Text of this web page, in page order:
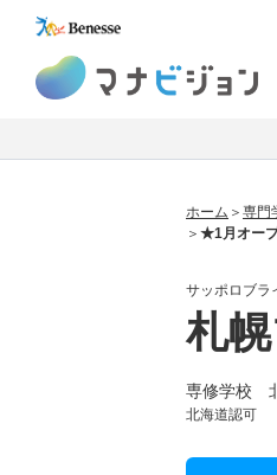
ホーム 専門
★1月オー
サッポロブラ
札
専修学校
北海道認可